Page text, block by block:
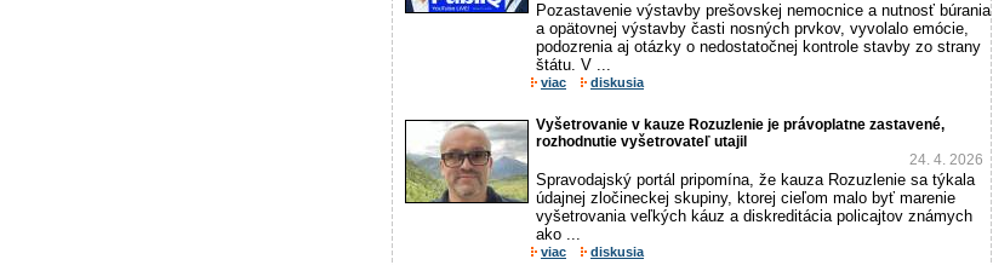
Pozastavenie výstavby prešovskej nemocnice a nutnosť búrania
a opätovnej výstavby časti nosných prvkov, vyvolalo emócie,
podozrenia aj otázky o nedostatočnej kontrole stavby zo strany
štátu. V ...
viac diskusia
Vyšetrovanie v kauze Rozuzlenie je právoplatne zastavené,
rozhodnutie vyšetrovateľ utajil
24. 4. 2026
Spravodajský portál pripomína, že kauza Rozuzlenie sa týkala
údajnej zločineckej skupiny, ktorej cieľom malo byť marenie
vyšetrovania veľkých káuz a diskreditácia policajtov známych
ako ...
viac diskusia